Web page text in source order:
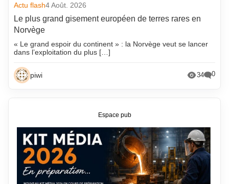
Actu flash4 Août. 2026
Le plus grand gisement européen de terres rares en
Norvège
« Le grand espoir du continent » : la Norvège veut se lancer
dans l’exploitation du plus […]
piwi 34 0
Espace pub